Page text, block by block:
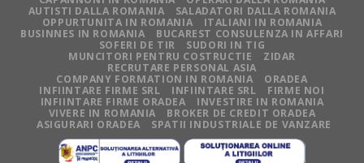
AUTISTI DALLA ROMANIA
SALADATORI DALLA ROMANIA
OPPURTUNITA IN ROMANIA
ITALIANI IN ROMANIA
BUSINNES IN ROMANIA
BUCAREST CONSULENZA IN AFFARI
SOFERI DE TIR
SUDORI IN TIG
MUNCITORI PENTRU COSTRUCTIE
ZIDAR
RECRUTARE PERSONAL ASIA
COMPANY FORMATION IN ROMANIA
ORADEA
INFIINTARE FIRME SRL
INFIINTARE SRL
FIRME NOI
INFIINTARE FIRME ORADEA
INVESTIRE IN ROMANIA
VIVERE IN ROMANIA
BROKER DE CREDIT ORADEA
ASIGURARI ORADEA
SPATII INDUSTRIALE DE VANZARE